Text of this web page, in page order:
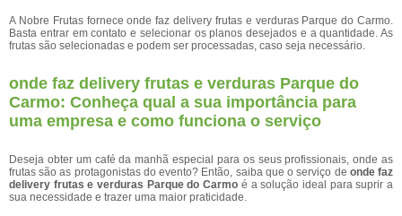
A Nobre Frutas fornece onde faz delivery frutas e verduras Parque do Carmo.
Basta entrar em contato e selecionar os planos desejados e a quantidade. As
frutas são selecionadas e podem ser processadas, caso seja necessário.
onde faz delivery frutas e verduras Parque do
Carmo: Conheça qual a sua importância para
uma empresa e como funciona o serviço
Deseja obter um café da manhã especial para os seus profissionais, onde as
frutas são as protagonistas do evento? Então, saiba que o serviço de onde faz
delivery frutas e verduras Parque do Carmo é a solução ideal para suprir a
sua necessidade e trazer uma maior praticidade.